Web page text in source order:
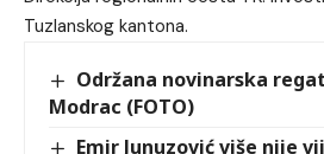
Tuzlanskog kantona.
Održana novinarska
Modrac (FOTO)
Emir Junuzović više nije